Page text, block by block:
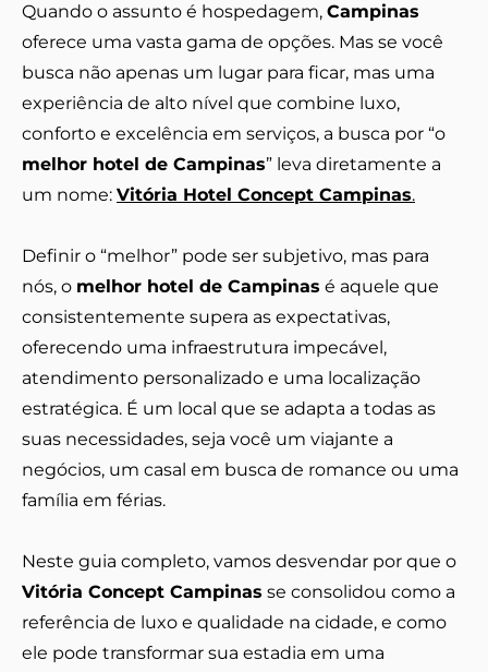
Quando o assunto é hospedagem, Campinas
oferece uma vasta gama de opções. Mas se você
busca não apenas um lugar para ficar, mas uma
experiência de alto nível que combine luxo,
conforto e excelência em serviços, a busca por “o
melhor hotel de Campinas” leva diretamente a
um nome: Vitória Hotel Concept Campinas.
Definir o “melhor” pode ser subjetivo, mas para
nós, o melhor hotel de Campinas é aquele que
consistentemente supera as expectativas,
oferecendo uma infraestrutura impecável,
atendimento personalizado e uma localização
estratégica. É um local que se adapta a todas as
suas necessidades, seja você um viajante a
negócios, um casal em busca de romance ou uma
família em férias.
Neste guia completo, vamos desvendar por que o
Vitória Concept Campinas se consolidou como a
referência de luxo e qualidade na cidade, e como
ele pode transformar sua estadia em uma